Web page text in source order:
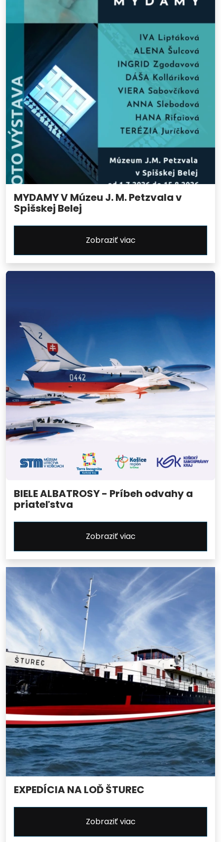
MYDAMY V Múzeu J. M. Petzvala v
Spišskej Belej
Zobraziť viac
BIELE ALBATROSY - Príbeh odvahy a
priateľstva
Zobraziť viac
EXPEDÍCIA NA LOĎ ŠTUREC
Zobraziť viac